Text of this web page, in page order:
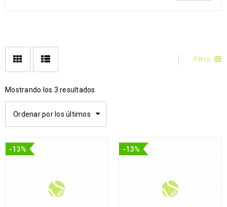
Filtro
Mostrando los 3 resultados
Ordenar por los últimos
-13% -13%